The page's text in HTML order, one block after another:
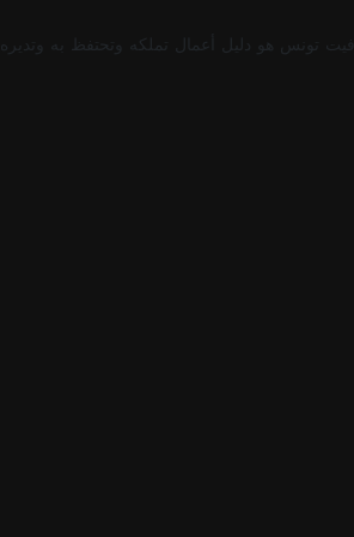
تونس هو دليل أعمال تملكه وتحتفظ به وتديره